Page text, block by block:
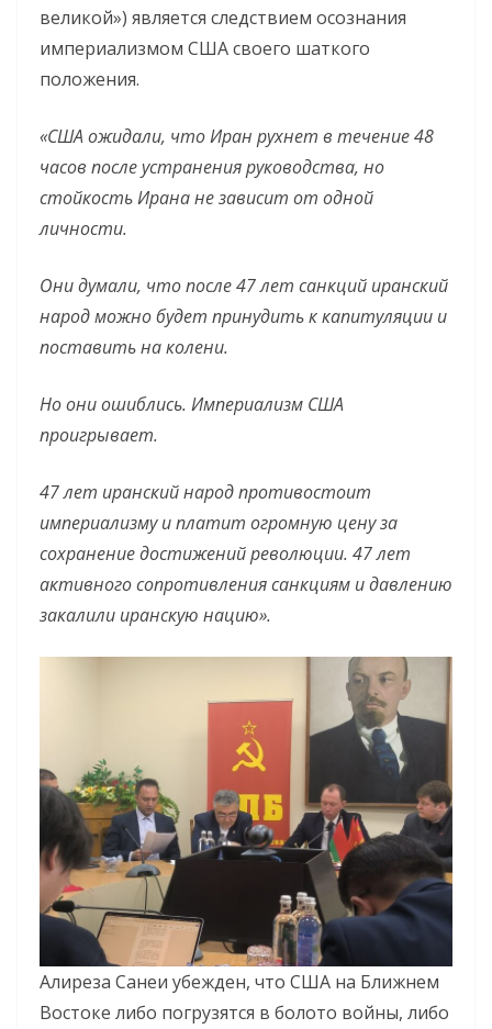
великой») является следствием осознания
империализмом США своего шаткого
положения.
«США ожидали, что Иран рухнет в течение 48
часов после устранения руководства, но
стойкость Ирана не зависит от одной
личности.
Они думали, что после 47 лет санкций иранский
народ можно будет принудить к капитуляции и
поставить на колени.
Но они ошиблись. Империализм США
проигрывает.
47 лет иранский народ противостоит
империализму и платит огромную цену за
сохранение достижений революции. 47 лет
активного сопротивления санкциям и давлению
закалили иранскую нацию».
Алиреза Санеи убежден, что США на Ближнем
Востоке либо погрузятся в болото войны, либо